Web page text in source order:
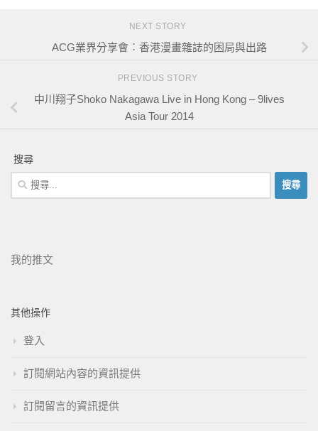
NEXT STORY
ACG業界分享會︰香港漫畫雜誌的困局與出路
PREVIOUS STORY
中川翔子Shoko Nakagawa Live in Hong Kong – 9lives
Asia Tour 2014
搜尋
我的推文
其他操作
登入
訂閱網站內容的資訊提供
訂閱留言的資訊提供